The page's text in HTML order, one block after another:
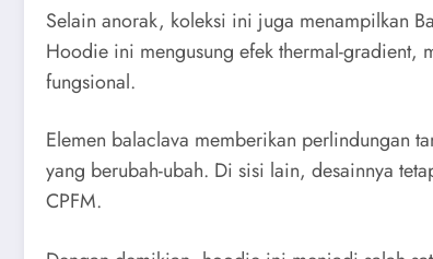
Selain anorak, koleksi ini juga menampilkan
Hoodie ini mengusung efek thermal-gradient,
fungsional.
Elemen balaclava memberikan perlindungan
yang berubah-ubah. Di sisi lain, desainnya
CPFM.